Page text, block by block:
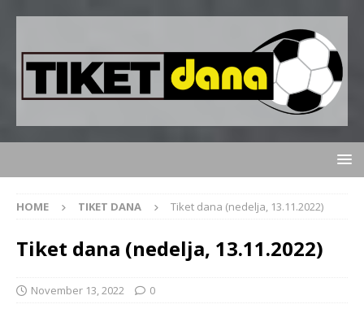
HOME TIKET DANA Tiket dana (nedelja, 13.11.2022)
Tiket dana (nedelja, 13.11.2022)
November 13, 2022 0